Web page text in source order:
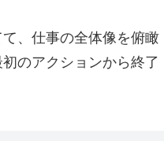
、仕事の全体像を俯瞰
のアクションから終了